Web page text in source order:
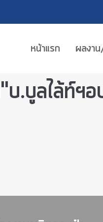
หน้าแรก ผลงา
บ.บูลไล้ท์